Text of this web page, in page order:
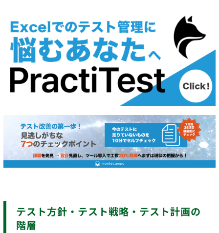
テスト方針・テスト戦略・テスト計画の
階層